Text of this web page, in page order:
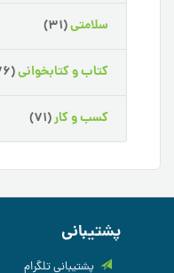
سلامتی(31)
کتاب و کتابخوانی(76)
کسب و کار(71)
پشتیبانی
پشتیبانی تلگرام